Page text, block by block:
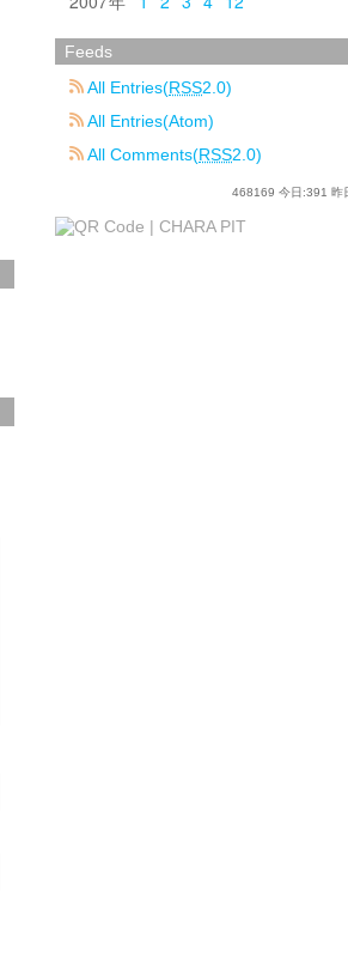
Feeds
All Entries(RSS2.0)
All Entries(Atom)
All Comments(RSS2.0)
468169 今日:391 昨